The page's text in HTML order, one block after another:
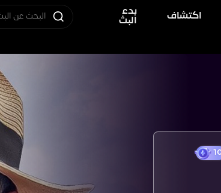
اكتشاف
بدء
البث